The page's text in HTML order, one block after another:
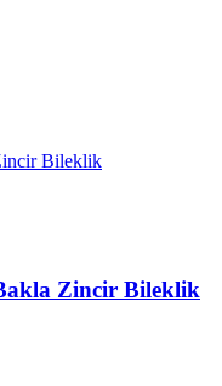
Zincir Bileklik